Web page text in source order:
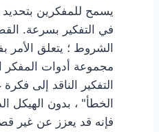
يسمح للمفكرين
في التفكير بسرعة.
الشروط ؛ يتعلق الأمر
مجموعة أدوات المفكر
التفكير الناقد إلى
الخطأ" ، بدون الهيكل
فإنه قد يعزز عن غير